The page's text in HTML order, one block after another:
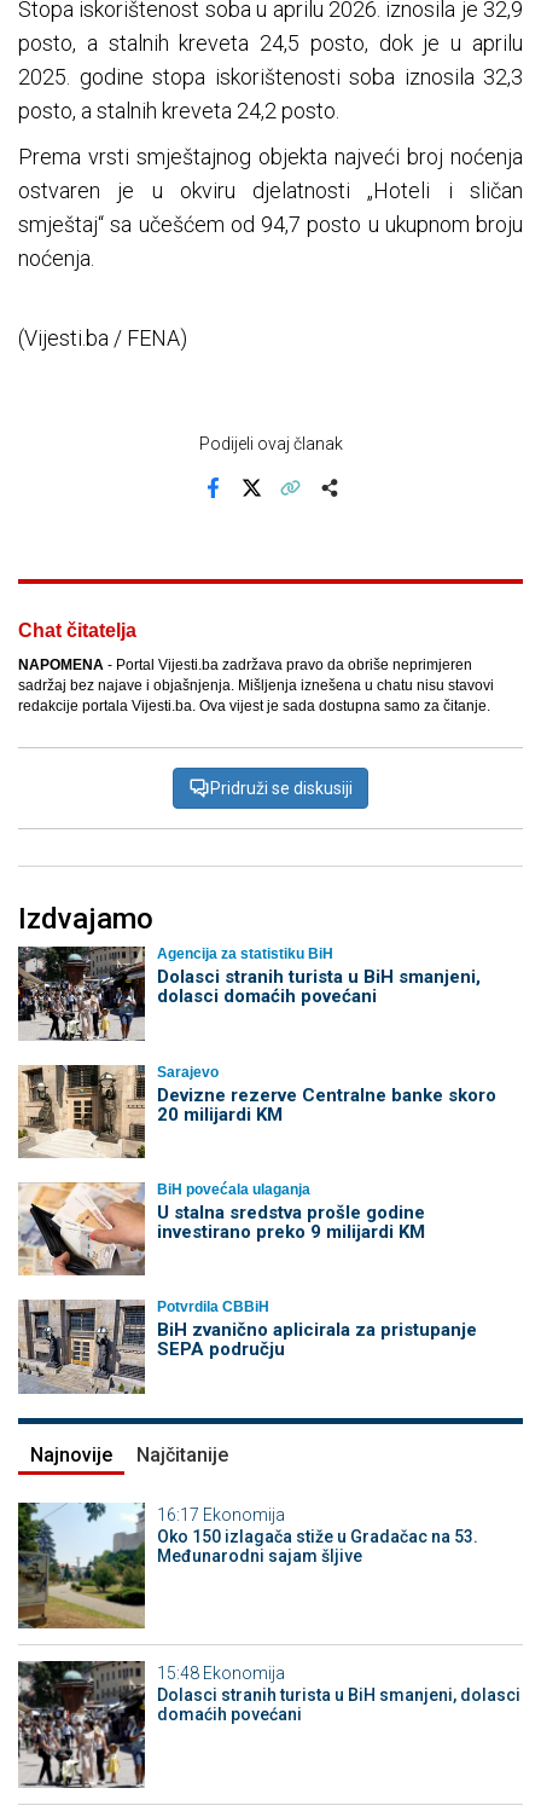
Stopa iskorištenost soba u aprilu 2026. iznosila je 32,9
posto, a stalnih kreveta 24,5 posto, dok je u aprilu
2025. godine stopa iskorištenosti soba iznosila 32,3
posto, a stalnih kreveta 24,2 posto.
Prema vrsti smještajnog objekta najveći broj noćenja
ostvaren je u okviru djelatnosti „Hoteli i sličan
smještaj“ sa učešćem od 94,7 posto u ukupnom broju
noćenja.
(Vijesti.ba / FENA)
Podijeli ovaj članak
Chat čitatelja
NAPOMENA - Portal Vijesti.ba zadržava pravo da obriše neprimjeren
sadržaj bez najave i objašnjenja. Mišljenja iznešena u chatu nisu stavovi
redakcije portala Vijesti.ba. Ova vijest je sada dostupna samo za čitanje.
Pridruži se diskusiji
Izdvajamo
Agencija za statistiku BiH
Dolasci stranih turista u BiH smanjeni,
dolasci domaćih povećani
Sarajevo
Devizne rezerve Centralne banke skoro
20 milijardi KM
BiH povećala ulaganja
U stalna sredstva prošle godine
investirano preko 9 milijardi KM
Potvrdila CBBiH
BiH zvanično aplicirala za pristupanje
SEPA području
Najnovije Najčitanije
16:17 Ekonomija
Oko 150 izlagača stiže u Gradačac na 53.
Međunarodni sajam šljive
15:48 Ekonomija
Dolasci stranih turista u BiH smanjeni, dolasci
domaćih povećani